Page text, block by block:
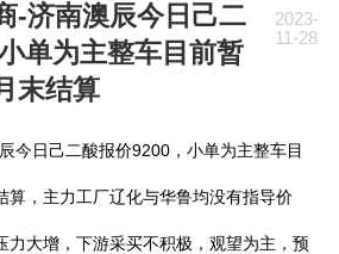
-济南澳辰今日己二
单为主整车目前暂
末结算
2023-
11-28
今日己二酸报价9200，小单为主整车目
算，主力工厂辽化与华鲁均没有指导价
力大增，下游采买不积极，观望为主，预